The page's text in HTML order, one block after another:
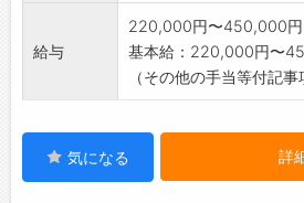
給与
220,000円〜450,000円
基本給：220,000円〜
（その他の手当等付記事
気になる 詳